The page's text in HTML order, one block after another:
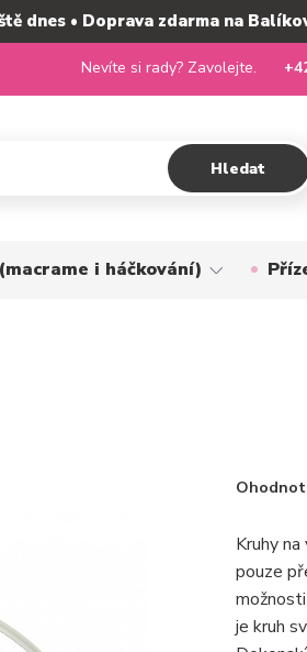
dnes • Doprava zdarma na
Hledat
Nevíte si rady? Zavolejte.
i háčkování)
Kruhy
pouze
je kruh